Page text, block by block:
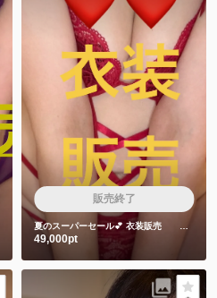
販売終了
夏のスーパーセール💕 衣装販売 赤色衣装❤️
49,000pt